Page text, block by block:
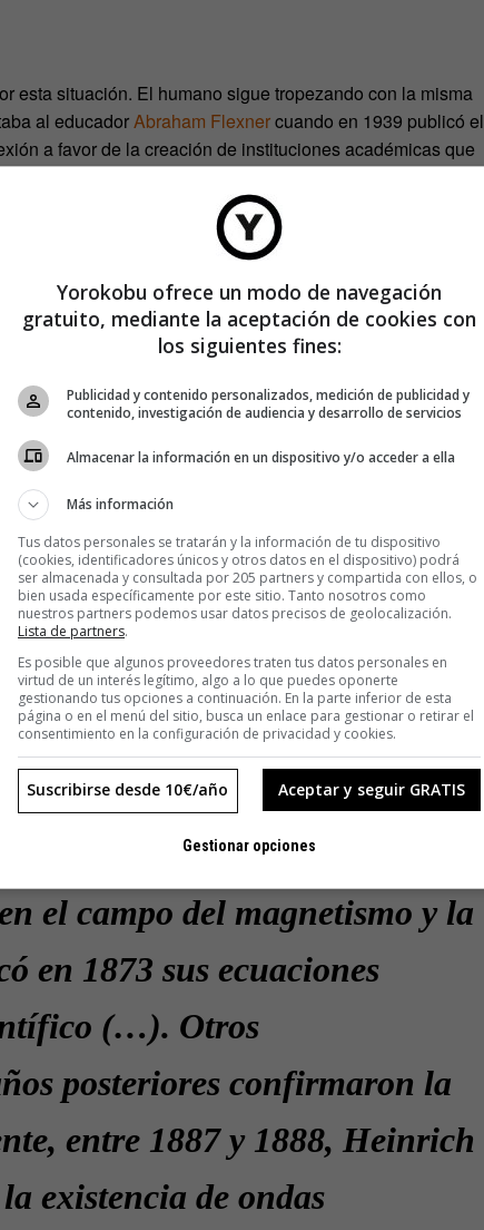
esta situación. El humano sigue tropezando con la misma
al educador Abraham Flexnercuando en 1939 publicó el
a favor de la creación de instituciones académicas que
sin el más mínimo interés en su utilidad. En estos
los verdaderos progresos de la humanidad,
que mantuvo con George Eastmanaños antes
el fundador de Kodak dijo orgullosamente que su intención
útiles.
le preguntó al empresario cuál era el científico que
Además, afirmó sin reparos que la contribución de
«Algo apenas sin importancia».
Eastman pide una explicación a la que Flexner responde:
conclusiones inevitables. El
se ha hecho en el campo de la
puede ser atribuido a
Clerk Maxwell, que en 1865
el campo del magnetismo y la
en 1873 sus ecuaciones
(…). Otros
posteriores confirmaron la
entre 1887 y 1888, Heinrich
existencia de ondas
Yorokobu ofrece un modo de navegación
gratuito, mediante la aceptación de cookies con
los siguientes fines:
Publicidad y contenido personalizados, medición de publicidad y
contenido, investigación de audiencia y desarrollo de servicios
Almacenar la información en un dispositivo y/o acceder a ella
Más información
Tus datos personales se tratarán y la información de tu dispositivo
(cookies, identificadores únicos y otros datos en el dispositivo) podrá
ser almacenada y consultada por 205 partners y compartida con ellos, o
bien usada específicamente por este sitio. Tanto nosotros como
nuestros partners podemos usar datos precisos de geolocalización.
Lista de partners.
Es posible que algunos proveedores traten tus datos personales en
virtud de un interés legítimo, algo a lo que puedes oponerte
gestionando tus opciones a continuación. En la parte inferior de esta
página o en el menú del sitio, busca un enlace para gestionar o retirar el
consentimiento en la configuración de privacidad y cookies.
Aceptar y seguir GRATIS
Suscribirse desde 10€/año
Gestionar opciones